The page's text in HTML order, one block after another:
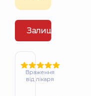
Залишити відгук
Враження
від лікаря